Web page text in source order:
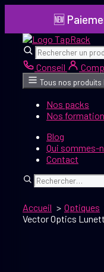
contenu
🆕
Rechercher
Conseil
Tous nos produits
Nos packs
Nos
Blog
Qui sommes-
Contact
Rechercher
Accueil Optiques
Vector Optics